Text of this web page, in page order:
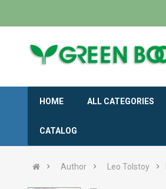
HOME ALL CATEGORIES
CATALOG
Author Leo Tolstoy